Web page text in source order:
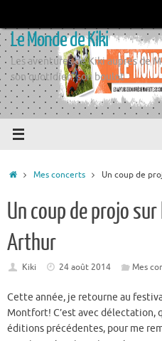
contenu
Le Monde de Kiki
Les aventures de Kiki auprès de
son quotidien, son boulot
Accueil
Mes concerts Un coup de
Un coup de projo
Arthur
Kiki 24 août 2014 Mes
Cette année, je retourne au
Montfort! C’est avec délectation,
éditions précédentes, pour me